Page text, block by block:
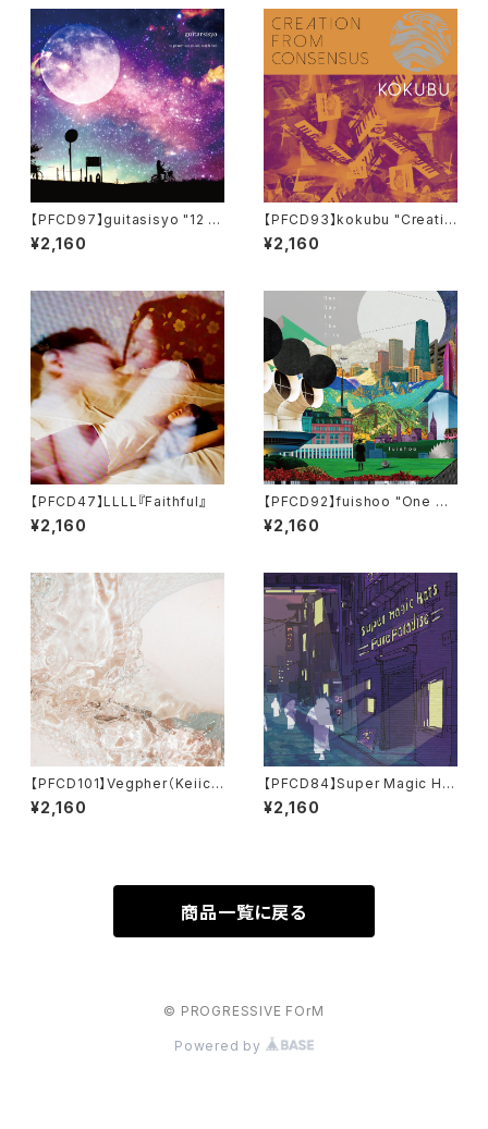
【PFCD97】guitasisyo "12 pr
omises made with her" CD
¥2,160
【PFCD93】kokubu "Creatio
n From Consensus" CD
¥2,160
【PFCD47】LLLL『Faithful』
¥2,160
【PFCD92】fuishoo "One Da
y In The City" CD
¥2,160
【PFCD101】Vegpher（Keiichi
Sugimoto／杉本佳一） "Minu
tus" CD
¥2,160
【PFCD84】Super Magic Hat
s "Pure Paradise" CD
¥2,160
商品一覧に戻る
© PROGRESSIVE FOrM
Powered by